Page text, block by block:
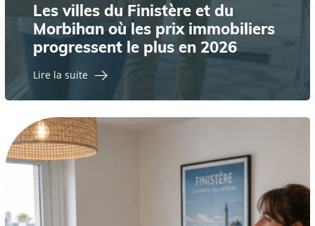
Les villes du Finistère et du
Morbihan où les prix immobiliers
progressent le plus en 2026
Lire la suite